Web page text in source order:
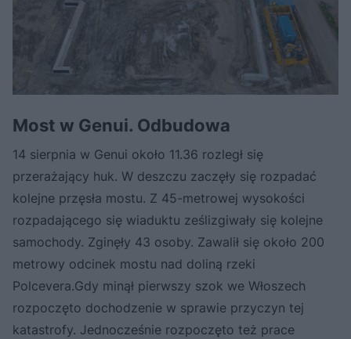
Most w Genui. Odbudowa
14 sierpnia w Genui około 11.36 rozległ się
przerażający huk. W deszczu zaczęły się rozpadać
kolejne przęsła mostu. Z 45-metrowej wysokości
rozpadającego się wiaduktu ześlizgiwały się kolejne
samochody. Zginęły 43 osoby. Zawalił się około 200
metrowy odcinek mostu nad doliną rzeki
Polcevera.Gdy minął pierwszy szok we Włoszech
rozpoczęto dochodzenie w sprawie przyczyn tej
katastrofy. Jednocześnie rozpoczęto też prace